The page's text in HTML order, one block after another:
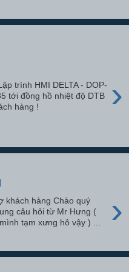
›
trình HMI DELTA - DOP-
tới đồng hồ nhiệt độ DTB
hàng !
›
khách hàng Chào quý
câu hỏi từ Mr Hưng (
tạm xưng hô vậy ) ...